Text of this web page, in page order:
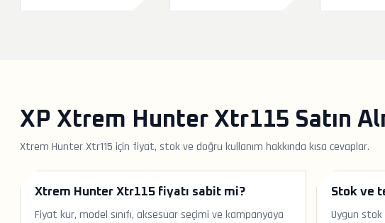
XP Xtrem Hunter Xtr115 Satın
Xtrem Hunter Xtr115 için fiyat, stok ve doğru kullanım hakkında kısa cevaplar.
Xtrem Hunter Xtr115 fiyatı sabit mi?
Fiyat kur, model sınıfı, aksesuar seçimi ve kampanyaya
Stok ve
Uygun